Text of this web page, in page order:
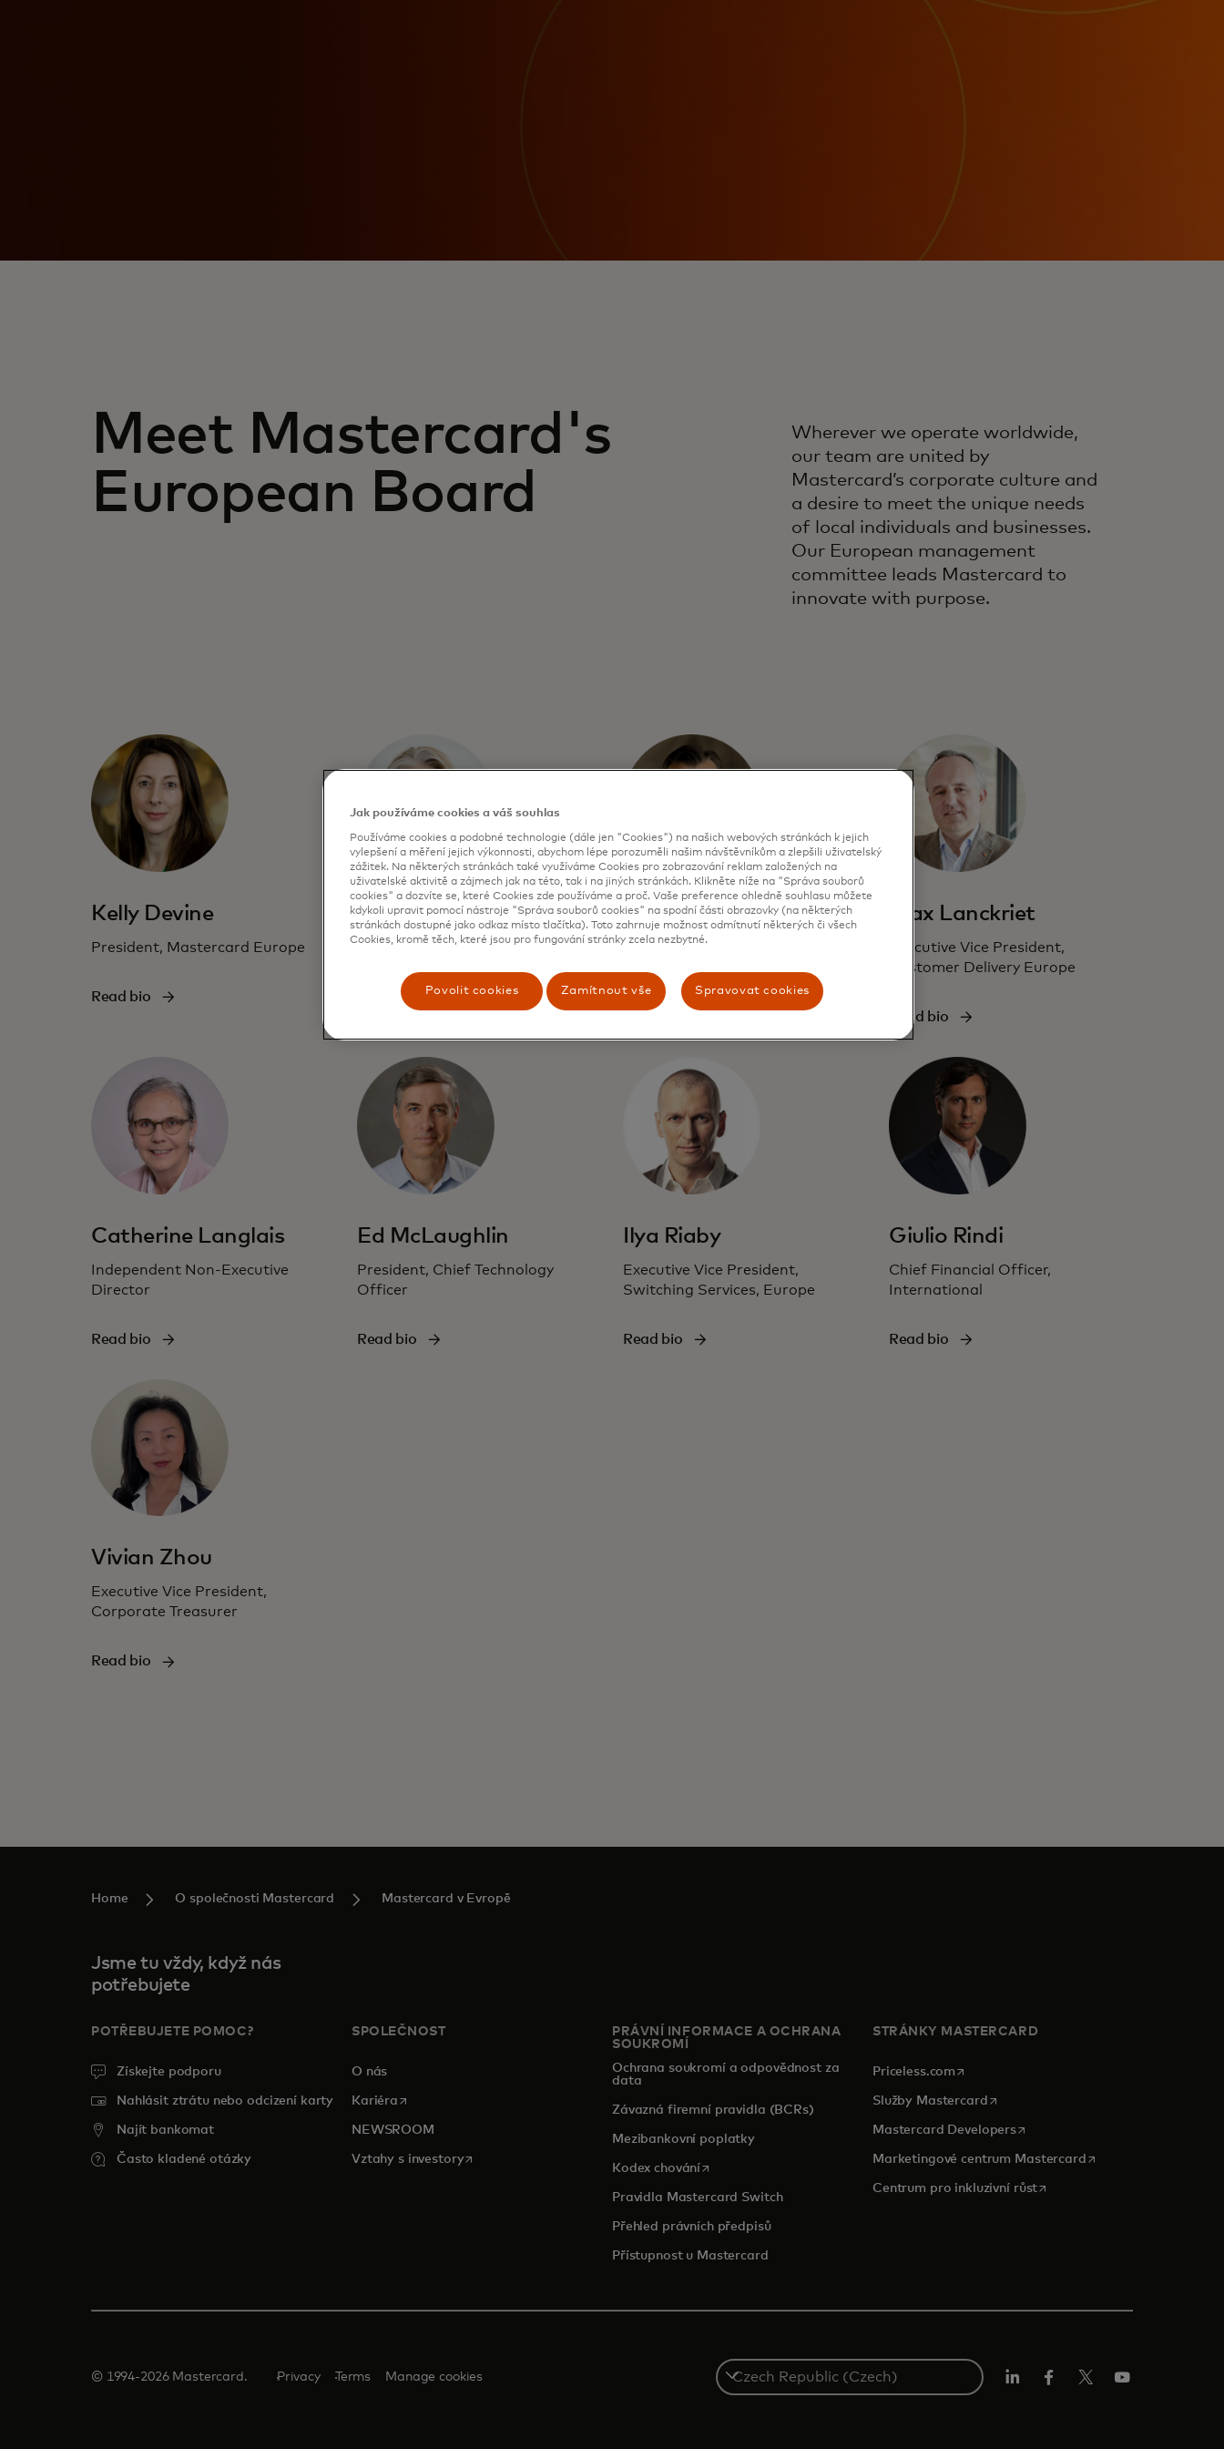
Meet Mastercard's
European Board
Wherever we operate worldwide,
our team are united by
Mastercard’s corporate culture and
a desire to meet the unique needs
of local individuals and businesses.
Our European management
committee leads Mastercard to
innovate with purpose.
Kelly Devine
President, Mastercard Europe
Read bio
Ineke Bussemaker
Independent Non-Executive
Jorn Lambert
Chief Product Officer
Read bio
Max Lanckriet
Executive Vice President,
Customer Delivery Europe
Read bio
Catherine Langlais
Independent Non-Executive
Director
Read bio
Ed McLaughlin
President, Chief Technology
Officer
Read bio
Ilya Riaby
Executive Vice President,
Switching Services, Europe
Read bio
Giulio Rindi
Chief Financial Officer,
International
Read bio
Vivian Zhou
Executive Vice President,
Corporate Treasurer
Read bio
Home O společnosti Mastercard Mastercard v Evropě
Jsme tu vždy, když nás
potřebujete
POTŘEBUJETE POMOC?
Získejte podporu
Nahlásit ztrátu nebo odcizení karty
Najít bankomat
Často kladené otázky
SPOLEČNOST
O nás
Kariéra opens in a new tab
NEWSROOM
Vztahy s investoryopens in a new tab
PRÁVNÍ INFORMACE A OCHRANA
SOUKROMÍ
Ochrana soukromí a odpovědnost za
data
Závazná firemní pravidla (BCRs)
Mezibankovní poplatky
Kodex chováníopens in a new tab
Pravidla Mastercard Switch
Přehled právních předpisů
Přístupnost u Mastercard
STRÁNKY MASTERCARD
Priceless.com opens in a new tab
Služby Mastercardopens in a new tab
Mastercard Developersopens in a new tab
Marketingové centrum Mastercardopens in a new tab
Centrum pro inkluzivní růstopens in a new tab
© 1994-2026 Mastercard. Privacy Terms Manage cookies
Select
a
country
Jak používáme cookies a váš souhlas
Používáme cookies a podobné technologie (dále jen "Cookies") na našich webových stránkách k jejich
vylepšení a měření jejich výkonnosti, abychom lépe porozuměli našim návštěvníkům a zlepšili uživatelský
zážitek. Na některých stránkách také využíváme Cookies pro zobrazování reklam založených na
uživatelské aktivitě a zájmech jak na této, tak i na jiných stránkách. Klikněte níže na "Správa souborů
cookies" a dozvíte se, které Cookies zde používáme a proč. Vaše preference ohledně souhlasu můžete
kdykoli upravit pomocí nástroje "Správa souborů cookies" na spodní části obrazovky (na některých
stránkách dostupné jako odkaz místo tlačítka). Toto zahrnuje možnost odmítnutí některých či všech
Cookies, kromě těch, které jsou pro fungování stránky zcela nezbytné.
Povolit cookies Zamítnout vše Spravovat cookies